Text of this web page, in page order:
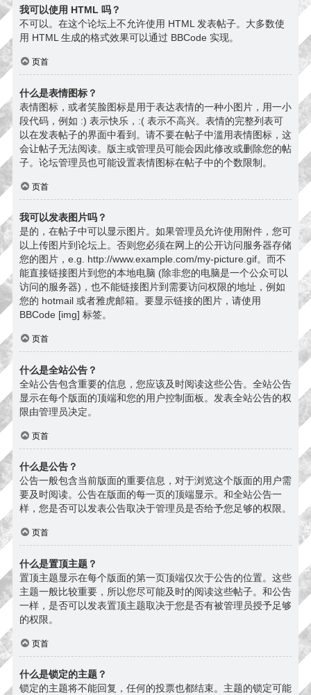
我可以使用 HTML 吗？
不可以。在这个论坛上不允许使用 HTML 发表帖子。大多数使
用 HTML 生成的格式效果可以通过 BBCode 实现。
页首
什么是表情图标？
表情图标，或者笑脸图标是用于表达表情的一种小图片，用一小
段代码，例如 :) 表示快乐，:( 表示不高兴。表情的完整列表可
以在发表帖子的界面中看到。请不要在帖子中滥用表情图标，这
会让帖子无法阅读。版主或管理员可能会因此修改或删除您的帖
子。论坛管理员也可能设置表情图标在帖子中的个数限制。
页首
我可以发表图片吗？
是的，在帖子中可以显示图片。如果管理员允许使用附件，您可
以上传图片到论坛上。否则您必须在网上的公开访问服务器存储
您的图片，e.g. http://www.example.com/my-picture.gif。而不
能直接链接图片到您的本地电脑 (除非您的电脑是一个公众可以
访问的服务器)，也不能链接图片到需要访问权限的地址，例如
您的 hotmail 或者雅虎邮箱。要显示链接的图片，请使用
BBCode [img] 标签。
页首
什么是全站公告？
全站公告包含重要的信息，您应该及时阅读这些公告。全站公告
显示在每个版面的顶端和您的用户控制面板。发表全站公告的权
限由管理员决定。
页首
什么是公告？
公告一般包含当前版面的重要信息，对于浏览这个版面的用户需
要及时阅读。公告在版面的每一页的顶端显示。和全站公告一
样，您是否可以发表公告取决于管理员是否给予您足够的权限。
页首
什么是置顶主题？
置顶主题显示在每个版面的第一页顶端仅次于公告的位置。这些
主题一般比较重要，所以您尽可能及时的阅读这些帖子。和公告
一样，是否可以发表置顶主题取决于您是否有被管理员授予足够
的权限。
页首
什么是锁定的主题？
锁定的主题将不能回复，任何的投票也都结束。主题的锁定可能